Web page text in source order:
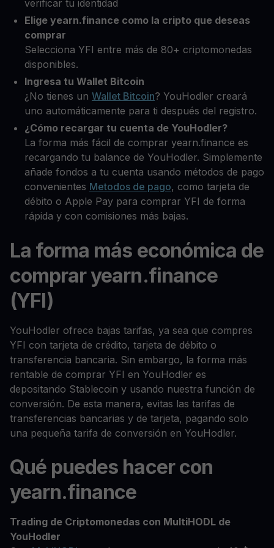
verificar tu identidad
Elige yearn.finance como la cripto que deseas
comprar
Selecciona YFI entre más de 80+ criptomonedas
disponibles.
Ingresa tu Wallet Bitcoin
¿No tienes un Wallet Bitcoin? YouHodler creará
uno automáticamente para ti después del registro.
¿Cómo recargar tu cuenta de YouHodler?
La forma más fácil de comprar yearn.finance es
recargando tu balance de YouHodler. Simplemente
añade fondos a tu cuenta usando métodos de pago
convenientes Metodos de pago, como tarjeta de
débito o Apple Pay para comprar YFI de forma
rápida y con comisiones más bajas.
La forma más económica de
comprar yearn.finance
(YFI)
YouHodler ofrece bajas tarifas, ya sea que compres
YFI con tarjeta de crédito, tarjeta de débito o
transferencia bancaria. Sin embargo, la forma más
rentable de comprar YFI en YouHodler es
depositando Stablecoin y usando nuestra función de
conversión. De esta manera, evitas las tarifas de
transferencias bancarias y de tarjeta, pagando solo
una pequeña tarifa de conversión en YouHodler.
Qué puedes hacer con
yearn.finance
Trading de Criptomonedas con MultiHODL de
YouHodler